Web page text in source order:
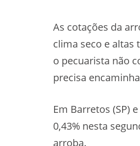
As cotações da
clima seco e altas
o pecuarista não
precisa
Em Barretos (SP)
0,43% nesta
arroba.